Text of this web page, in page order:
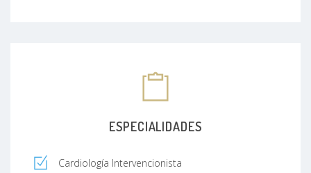
ESPECIALIDADES
Cardiología Intervencionista